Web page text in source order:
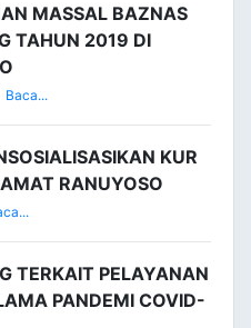
MASSAL BAZNAS
TAHUN 2019 DI
Baca...
KUR
RANUYOSO
TERKAIT PELAYANAN
PANDEMI COVID-